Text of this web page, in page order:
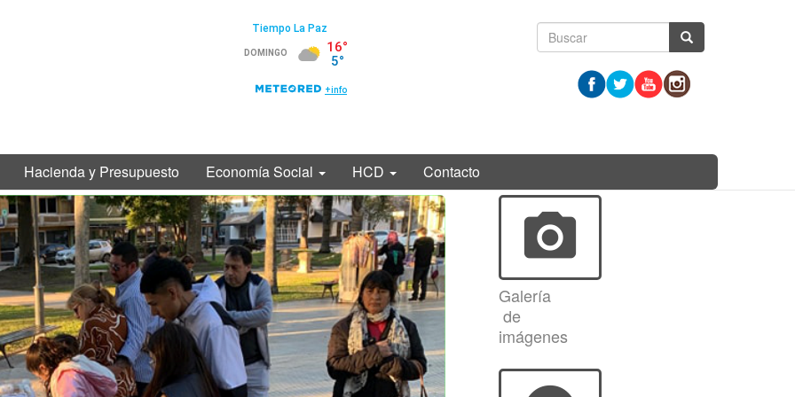
Formulario
búsqueda
Hacienda y Presupuesto Economía Social HCD Contacto
photo_camera
Galería
de
imágenes